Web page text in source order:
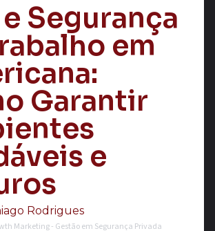
Segurança
em
Garantir
e
Rodrigues
Marketing - Gestão em Segurança Privada